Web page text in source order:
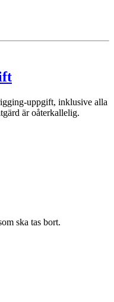
uppgift, inklusive alla
är oåterkallelig.
ska tas bort.